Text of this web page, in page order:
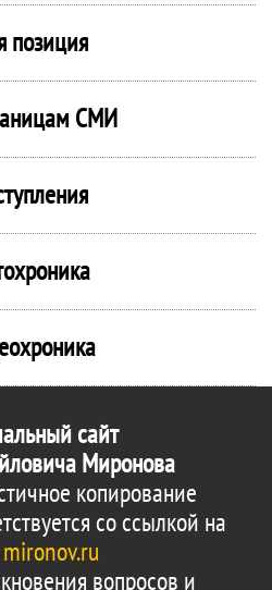
позиция
СМИ
сайт
Миронова
копирование
со ссылкой на
mironov.ru
вопросов и